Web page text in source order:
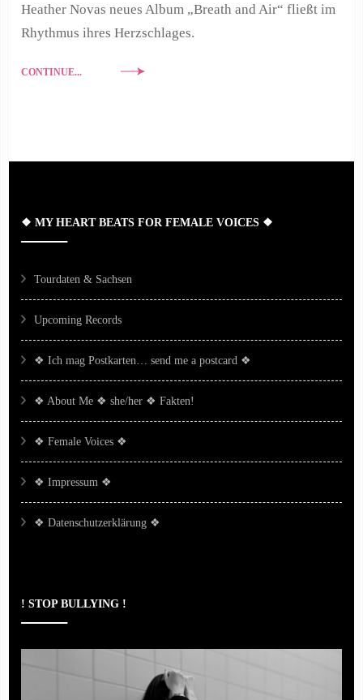
Heather Novas neues Album „Breath and Air“ fließt im
Rhythmus ihres Herzschlages.
CONTINUE...
❖ MY HEART BEATS FOR FEMALE VOICES ❖
Tourdaten & Sachsen
Upcoming Records
❖ Ich mag Postkarten… send me a postcard ❖
❖ About Me ❖ she/her ❖ Fakten!
❖ Female Voices ❖
❖ Impressum ❖
❖ Datenschutzerklärung ❖
! STOP BULLYING !